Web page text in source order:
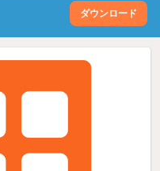
ダウンロード